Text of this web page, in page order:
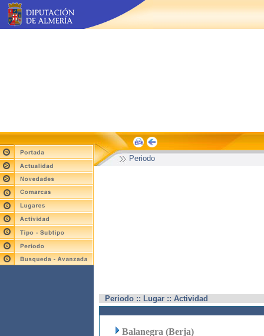
Periodo
Periodo :: Lugar :: Actividad
Balanegra (Berja)